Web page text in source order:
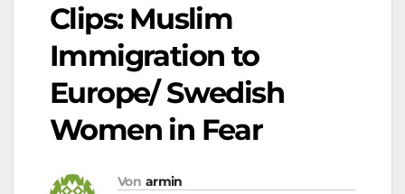
Clips: Muslim
Immigration to
Europe/ Swedish
Women in Fear
Von armin